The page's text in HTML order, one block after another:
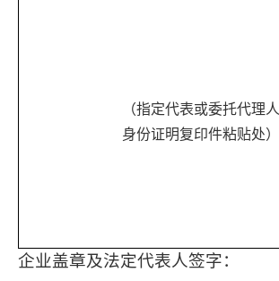
（指定代表或委托代理人
身份证明复印件粘贴处）
企业盖章及法定代表人签字：